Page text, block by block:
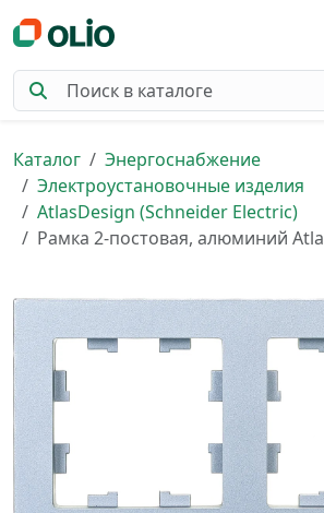
Каталог
Энергоснабжение
Электроустановочные изделия
AtlasDesign (Schneider Electric)
Рамка 2-постовая, алюминий